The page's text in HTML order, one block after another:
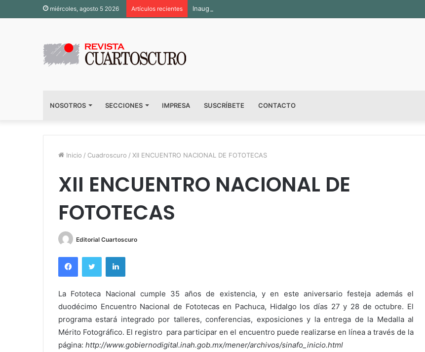
miércoles, agosto 5 2026 Artículos recientes Inauguran sala permanente «Pedro Valtierra» en la Fototeca de Zacatecas
NOSOTROS SECCIONES IMPRESA SUSCRÍBETE CONTACTO
Inicio / Cuadroscuro / XII ENCUENTRO NACIONAL DE FOTOTECAS
XII ENCUENTRO NACIONAL DE
FOTOTECAS
Editorial Cuartoscuro
FacebookTwitter LinkedIn
La Fototeca Nacional cumple 35 años de existencia, y en este aniversario festeja además el
duodécimo Encuentro Nacional de Fototecas en Pachuca, Hidalgo los días 27 y 28 de octubre. El
programa estará integrado por talleres, conferencias, exposiciones y la entrega de la Medalla al
Mérito Fotográfico. El registro para participar en el encuentro puede realizarse en línea a través de la
página: http://www.gobiernodigital.inah.gob.mx/mener/archivos/sinafo_inicio.html